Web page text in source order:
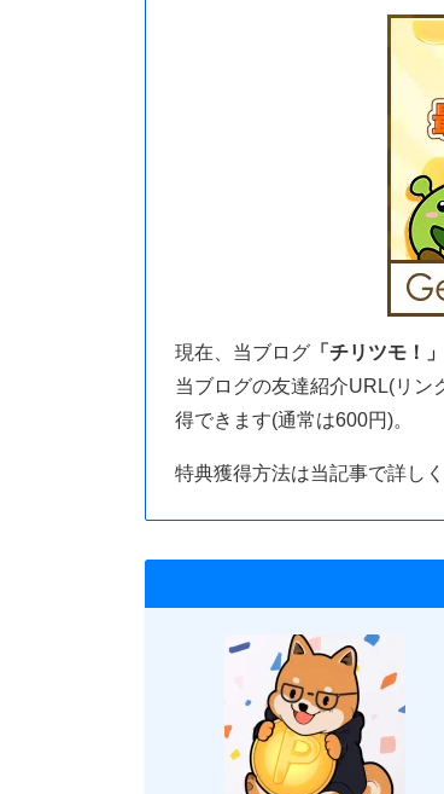
現在、当ブログ 「チリツモ！」
当ブログの友達紹介URL(リン
得できます(通常は600円)。
特典獲得方法は当記事で詳し